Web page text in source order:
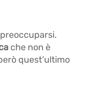
che non è
quest’ultimo